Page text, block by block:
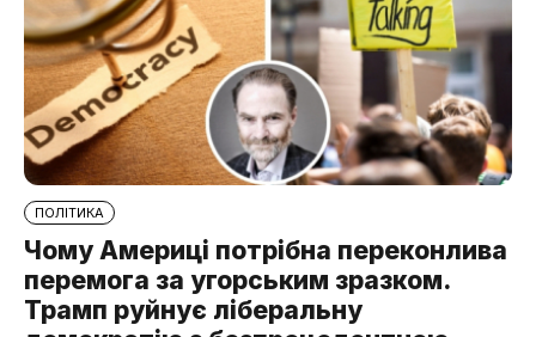
ПОЛІТИКА
Чому Америці потрібна переконлива
перемога за угорським зразком.
Трамп руйнує ліберальну